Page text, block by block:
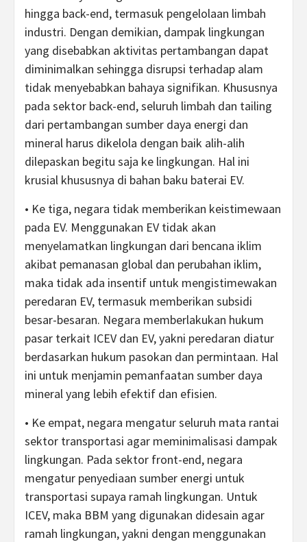
hingga back-end, termasuk pengelolaan limbah
industri. Dengan demikian, dampak lingkungan
yang disebabkan aktivitas pertambangan dapat
diminimalkan sehingga disrupsi terhadap alam
tidak menyebabkan bahaya signifikan. Khususnya
pada sektor back-end, seluruh limbah dan tailing
dari pertambangan sumber daya energi dan
mineral harus dikelola dengan baik alih-alih
dilepaskan begitu saja ke lingkungan. Hal ini
krusial khususnya di bahan baku baterai EV.
• Ke tiga, negara tidak memberikan keistimewaan
pada EV. Menggunakan EV tidak akan
menyelamatkan lingkungan dari bencana iklim
akibat pemanasan global dan perubahan iklim,
maka tidak ada insentif untuk mengistimewakan
peredaran EV, termasuk memberikan subsidi
besar-besaran. Negara memberlakukan hukum
pasar terkait ICEV dan EV, yakni peredaran diatur
berdasarkan hukum pasokan dan permintaan. Hal
ini untuk menjamin pemanfaatan sumber daya
mineral yang lebih efektif dan efisien.
• Ke empat, negara mengatur seluruh mata rantai
sektor transportasi agar meminimalisasi dampak
lingkungan. Pada sektor front-end, negara
mengatur penyediaan sumber energi untuk
transportasi supaya ramah lingkungan. Untuk
ICEV, maka BBM yang digunakan didesain agar
ramah lingkungan, yakni dengan menggunakan